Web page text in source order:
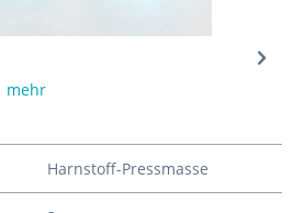
mehr
Harnstoff-Pressmasse